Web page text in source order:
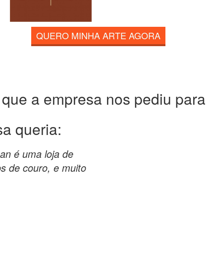
QUERO MINHA ARTE AGORA
a empresa nos pediu para
queria:
é uma loja de
de couro, e muito